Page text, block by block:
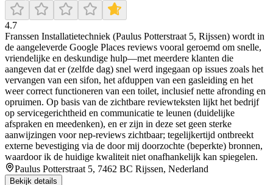
4.7
Franssen Installatietechniek (Paulus Potterstraat 5, Rijssen) wordt in
de aangeleverde Google Places reviews vooral geroemd om snelle,
vriendelijke en deskundige hulp—met meerdere klanten die
aangeven dat er (zelfde dag) snel werd ingegaan op issues zoals het
vervangen van een sifon, het afduppen van een gasleiding en het
weer correct functioneren van een toilet, inclusief nette afronding en
opruimen. Op basis van de zichtbare reviewteksten lijkt het bedrijf
op servicegerichtheid en communicatie te leunen (duidelijke
afspraken en meedenken), en er zijn in deze set geen sterke
aanwijzingen voor nep-reviews zichtbaar; tegelijkertijd ontbreekt
externe bevestiging via de door mij doorzochte (beperkte) bronnen,
waardoor ik de huidige kwaliteit niet onafhankelijk kan spiegelen.
Paulus Potterstraat 5, 7462 BC Rijssen, Nederland
Bekijk details